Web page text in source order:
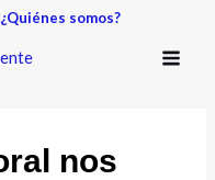
¿Quiénes somos?
nos